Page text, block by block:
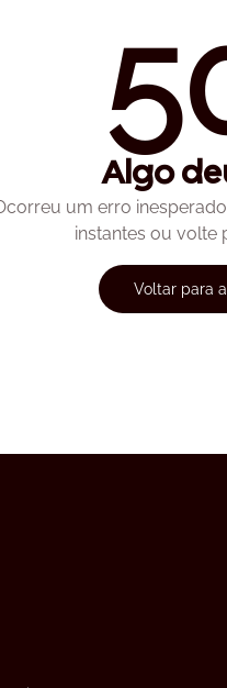
Algo
um erro
instantes ou volte
Voltar para